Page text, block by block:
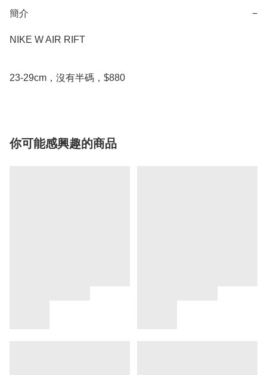
簡介 −
NIKE W AIR RIFT
你可能感興趣的商品